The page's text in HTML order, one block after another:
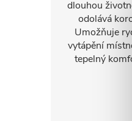
dlouhou
odolává
Umožňuje
vytápění
tepelný